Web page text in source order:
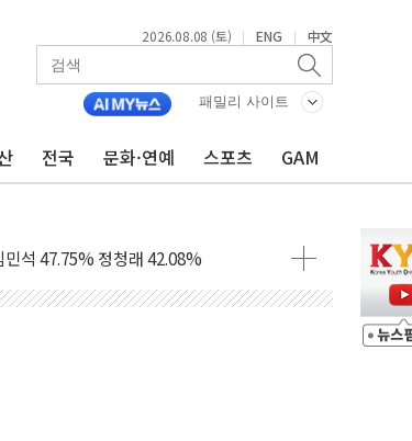
2026.08.08 (토) | ENG | 中文
패밀리 사이트
전국 문화·연예 스포츠 GAM
경북도, 호우 피해·통제구간 없어
전 성공...金 45.42% vs 鄭 44.56%
리...47.75% vs 42.08%
정청래 43.27% 송영길 11.63%
정청래 39.89% 송영길 7.47%
부족 현실화
원 동해안 강한 비 이어져